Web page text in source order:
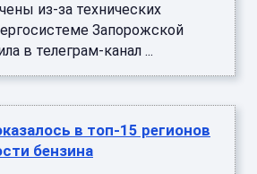
из-за технических
Запорожской
в телеграм-канал ...
в топ-15 регионов
бензина